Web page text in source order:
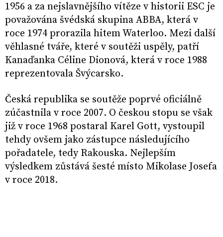
1956 a za nejslavnějšího vítěze v historii ESC je
považována švédská skupina ABBA, která v
roce 1974 prorazila hitem Waterloo. Mezi další
věhlasné tváře, které v soutěži uspěly, patří
Kanaďanka Céline Dionová, která v roce 1988
reprezentovala Švýcarsko.
Česká republika se soutěže poprvé oficiálně
zúčastnila v roce 2007. O českou stopu se však
již v roce 1968 postaral Karel Gott, vystoupil
tehdy ovšem jako zástupce následujícího
pořadatele, tedy Rakouska. Nejlepším
výsledkem zůstává šesté místo Mikolase Josefa
v roce 2018.